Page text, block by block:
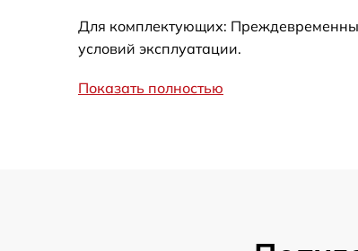
Ремонт/замена датчика
Замена платы управления
Для комплектующих:
условий эксплуатации.
Показать полностью